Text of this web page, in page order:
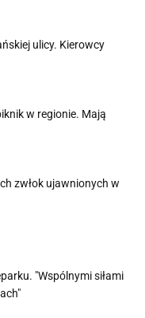
ulicy. Kierowcy
w regionie. Mają
zwłok ujawnionych w
"Wspólnymi siłami